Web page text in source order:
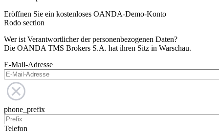
Eröffnen Sie ein kostenloses OANDA-Demo-Konto
Rodo section
Wer ist Verantwortlicher der personenbezogenen Daten?
Die OANDA TMS Brokers S.A. hat ihren Sitz in Warschau.
E-Mail-Adresse
phone_prefix
Telefon